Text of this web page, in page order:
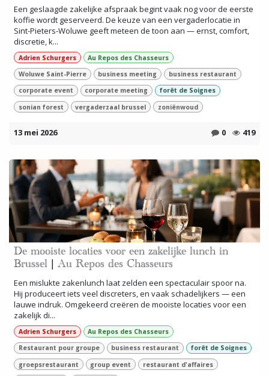
Een geslaagde zakelijke afspraak begint vaak nog voor de eerste
koffie wordt geserveerd. De keuze van een vergaderlocatie in
Sint-Pieters-Woluwe geeft meteen de toon aan — ernst, comfort,
discretie, k...
Adrien Schurgers
Au Repos des Chasseurs
Woluwe Saint-Pierre
business meeting
business restaurant
corporate event
corporate meeting
forêt de Soignes
sonian forest
vergaderzaal brussel zoniënwoud
13 mei 2026 0 419
De mooiste locaties voor een zakelijke lunch in
Brussel | Au Repos des Chasseurs
Een mislukte zakenlunch laat zelden een spectaculair spoor na.
Hij produceert iets veel discreters, en vaak schadelijkers — een
lauwe indruk. Omgekeerd creëren de mooiste locaties voor een
zakelijk di...
Adrien Schurgers
Au Repos des Chasseurs
Restaurant pour groupe
business restaurant
forêt de Soignes
groepsrestaurant
group event
restaurant d'affaires